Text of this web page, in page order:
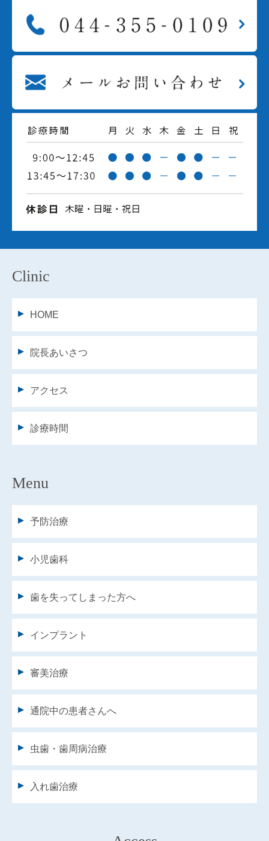
Clinic
HOME
院長あいさつ
アクセス
診療時間
Menu
予防治療
小児歯科
歯を失ってしまった方へ
インプラント
審美治療
通院中の患者さんへ
虫歯・歯周病治療
入れ歯治療